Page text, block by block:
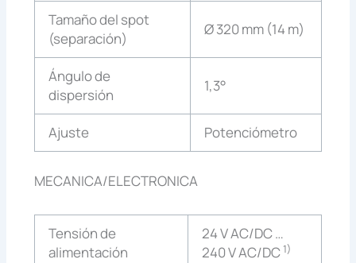
Tamaño del spot
(separación)
Ø 320 mm (14 m)
Ángulo de
dispersión
1,3°
Ajuste Potenciómetro
MECANICA/ELECTRONICA
Tensión de
alimentación
24 V AC/DC …
240 V AC/DC1)